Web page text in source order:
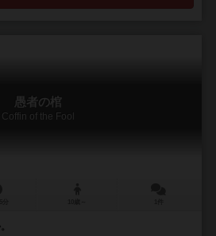
愚者の棺
Coffin of the Fool